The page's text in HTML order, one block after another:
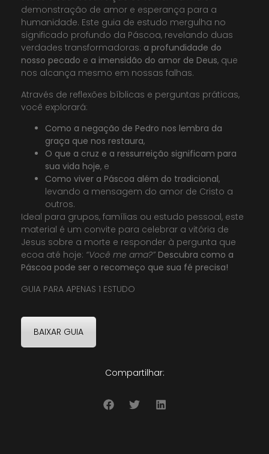
demonstração de amor e esperança para a
humanidade. Este guia de estudo mergulha no
significado profundo da Páscoa, revelando duas
verdades transformadoras: a profundidade do
nosso pecado e a imensidão do amor de Deus, que
nos alcança mesmo em nossas falhas.
Através de reflexões bíblicas e perguntas práticas,
você explorará:
Como a negação de Pedro nos lembra da
graça que nos restaura,
O que a cruz e a ressurreição significam para
sua vida hoje, e
Como viver a Páscoa além do tradicional,
levando a mensagem do amor de Cristo a
outros.
Ideal para grupos, famílias ou estudo pessoal, este
material é um convite para celebrar a vitória de
Jesus sobre a morte e responder à pergunta que
ecoa até hoje: “Você me ama?” Descubra como a
Páscoa pode ser o recomeço que sua fé precisa!
GUIA PARA APENAS 1 ESTUDO
BAIXAR GUIA
Compartilhar: